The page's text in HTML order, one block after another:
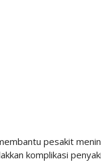
pesakit
komplikasi